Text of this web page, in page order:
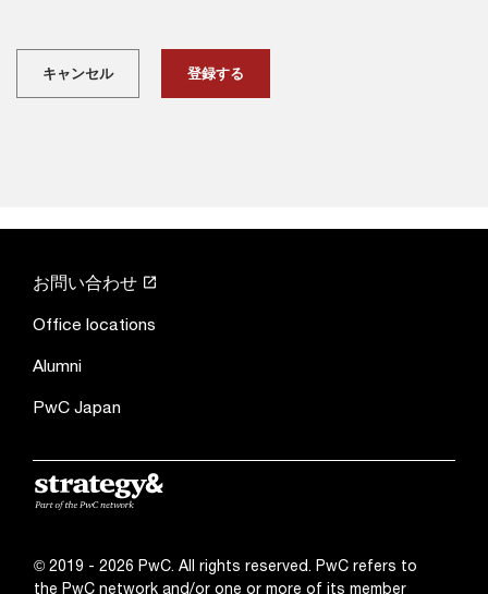
キャンセル
お問い合わせ
Office locations
Alumni
PwC Japan
© 2019 - 2026 PwC. All rights reserved. PwC refers to
the PwC network and/or one or more of its member